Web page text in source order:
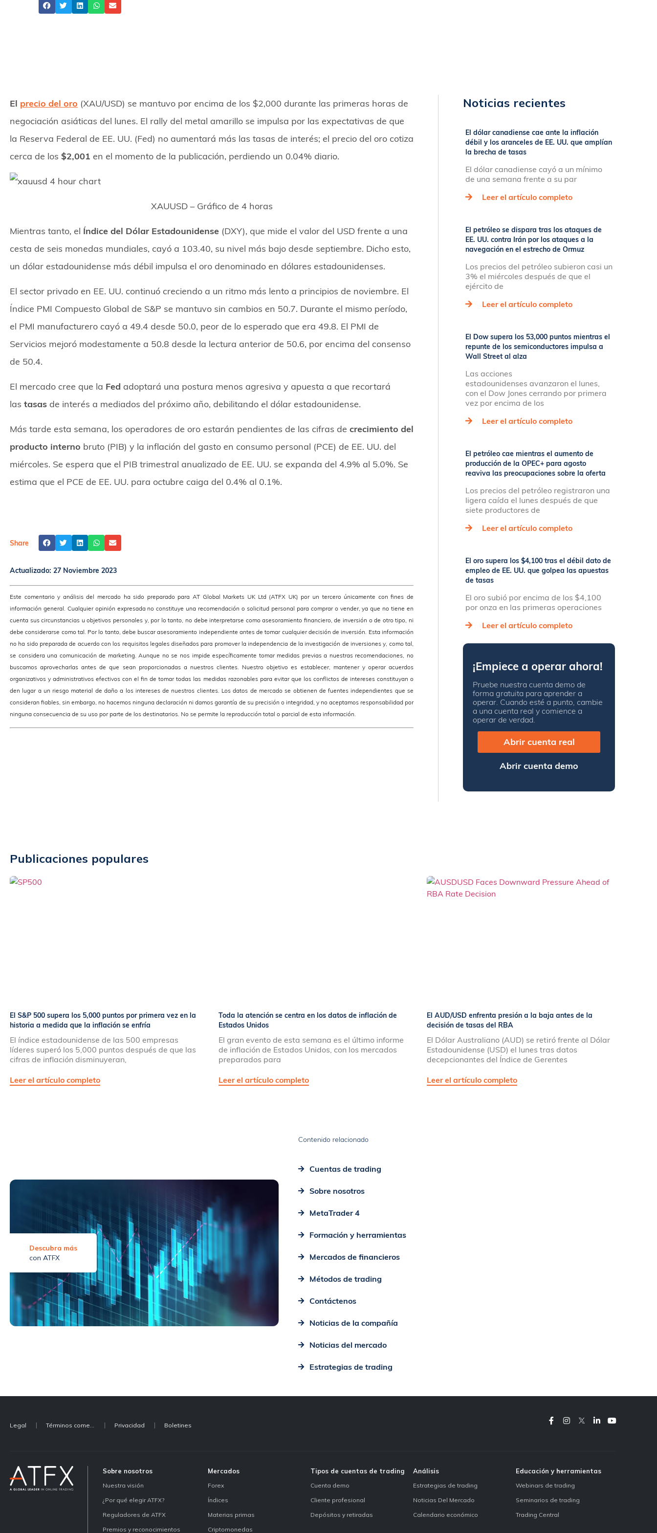
El precio del oro (XAU/USD) se mantuvo por encima de los $2,000 durante las primeras horas de
negociación asiáticas del lunes. El rally del metal amarillo se impulsa por las expectativas de que
la Reserva Federal de EE. UU. (Fed) no aumentará más las tasas de interés; el precio del oro cotiza
cerca de los $2,001 en el momento de la publicación, perdiendo un 0.04% diario.
XAUUSD – Gráfico de 4 horas
Mientras tanto, el Índice del Dólar Estadounidense (DXY), que mide el valor del USD frente a una
cesta de seis monedas mundiales, cayó a 103.40, su nivel más bajo desde septiembre. Dicho esto,
un dólar estadounidense más débil impulsa el oro denominado en dólares estadounidenses.
El sector privado en EE. UU. continuó creciendo a un ritmo más lento a principios de noviembre. El
Índice PMI Compuesto Global de S&P se mantuvo sin cambios en 50.7. Durante el mismo período,
el PMI manufacturero cayó a 49.4 desde 50.0, peor de lo esperado que era 49.8. El PMI de
Servicios mejoró modestamente a 50.8 desde la lectura anterior de 50.6, por encima del consenso
de 50.4.
El mercado cree que la Fed adoptará una postura menos agresiva y apuesta a que recortará
las tasas de interés a mediados del próximo año, debilitando el dólar estadounidense.
Más tarde esta semana, los operadores de oro estarán pendientes de las cifras de crecimiento del
producto interno bruto (PIB) y la inflación del gasto en consumo personal (PCE) de EE. UU. del
miércoles. Se espera que el PIB trimestral anualizado de EE. UU. se expanda del 4.9% al 5.0%. Se
estima que el PCE de EE. UU. para octubre caiga del 0.4% al 0.1%.
Share
Actualizado: 27 Noviembre 2023
Este comentario y análisis del mercado ha sido preparado para AT Global Markets UK Ltd (ATFX UK) por un tercero únicamente con fines de
información general. Cualquier opinión expresada no constituye una recomendación o solicitud personal para comprar o vender, ya que no tiene en
cuenta sus circunstancias u objetivos personales y, por lo tanto, no debe interpretarse como asesoramiento financiero, de inversión o de otro tipo, ni
debe considerarse como tal. Por lo tanto, debe buscar asesoramiento independiente antes de tomar cualquier decisión de inversión. Esta información
no ha sido preparada de acuerdo con los requisitos legales diseñados para promover la independencia de la investigación de inversiones y, como tal,
se considera una comunicación de marketing. Aunque no se nos impide específicamente tomar medidas previas a nuestras recomendaciones, no
buscamos aprovecharlas antes de que sean proporcionadas a nuestros clientes. Nuestro objetivo es establecer, mantener y operar acuerdos
organizativos y administrativos efectivos con el fin de tomar todas las medidas razonables para evitar que los conflictos de intereses constituyan o
den lugar a un riesgo material de daño a los intereses de nuestros clientes. Los datos de mercado se obtienen de fuentes independientes que se
consideran fiables, sin embargo, no hacemos ninguna declaración ni damos garantía de su precisión o integridad, y no aceptamos responsabilidad por
ninguna consecuencia de su uso por parte de los destinatarios. No se permite la reproducción total o parcial de esta información.
Noticias recientes
El dólar canadiense cae ante la inflación
débil y los aranceles de EE. UU. que amplían
la brecha de tasas
El dólar canadiense cayó a un mínimo
de una semana frente a su par
Leer el artículo completo
El petróleo se dispara tras los ataques de
EE. UU. contra Irán por los ataques a la
navegación en el estrecho de Ormuz
Los precios del petróleo subieron casi un
3% el miércoles después de que el
ejército de
Leer el artículo completo
El Dow supera los 53,000 puntos mientras el
repunte de los semiconductores impulsa a
Wall Street al alza
Las acciones
estadounidenses avanzaron el lunes,
con el Dow Jones cerrando por primera
vez por encima de los
Leer el artículo completo
El petróleo cae mientras el aumento de
producción de la OPEC+ para agosto
reaviva las preocupaciones sobre la oferta
Los precios del petróleo registraron una
ligera caída el lunes después de que
siete productores de
Leer el artículo completo
El oro supera los $4,100 tras el débil dato de
empleo de EE. UU. que golpea las apuestas
de tasas
El oro subió por encima de los $4,100
por onza en las primeras operaciones
Leer el artículo completo
¡Empiece a operar ahora!
Pruebe nuestra cuenta demo de
forma gratuita para aprender a
operar. Cuando esté a punto, cambie
a una cuenta real y comience a
operar de verdad.
Abrir cuenta real
Abrir cuenta demo
Publicaciones populares
El S&P 500 supera los 5,000 puntos por primera vez en la
historia a medida que la inflación se enfría
El índice estadounidense de las 500 empresas
líderes superó los 5,000 puntos después de que las
cifras de inflación disminuyeran,
Leer el artículo completo
Toda la atención se centra en los datos de inflación de
Estados Unidos
El gran evento de esta semana es el último informe
de inflación de Estados Unidos, con los mercados
preparados para
Leer el artículo completo
El AUD/USD enfrenta presión a la baja antes de la
decisión de tasas del RBA
El Dólar Australiano (AUD) se retiró frente al Dólar
Estadounidense (USD) el lunes tras datos
decepcionantes del Índice de Gerentes
Leer el artículo completo
Descubra más
con ATFX
Contenido relacionado
Cuentas de trading
Sobre nosotros
MetaTrader 4
Formación y herramientas
Mercados de financieros
Métodos de trading
Contáctenos
Noticias de la compañía
Noticias del mercado
Estrategias de trading
Legal Privacidad Boletines
Sobre nosotros
Nuestra visión
¿Por qué elegir ATFX?
Reguladores de ATFX
Premios y reconocimientos
Mercados
Forex
Índices
Materias primas
Criptomonedas
Tipos de cuentas de trading
Cuenta demo
Cliente profesional
Depósitos y retiradas
Análisis
Estrategias de trading
Noticias Del Mercado
Calendario económico
Educación y herramientas
Webinars de trading
Seminarios de trading
Trading Central